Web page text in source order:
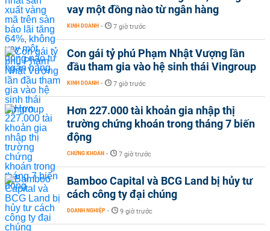
vay một đồng nào từ ngân hàng
KINH DOANH - 7 giờ trước
Con gái tỷ phú Phạm Nhật Vượng lần
đầu tham gia vào hệ sinh thái Vingroup
KINH DOANH - 7 giờ trước
Hơn 227.000 tài khoản gia nhập thị
trường chứng khoán trong tháng 7 biến
động
CHỨNG KHOÁN - 7 giờ trước
Bamboo Capital và BCG Land bị hủy tư
cách công ty đại chúng
DOANH NGHIỆP - 9 giờ trước